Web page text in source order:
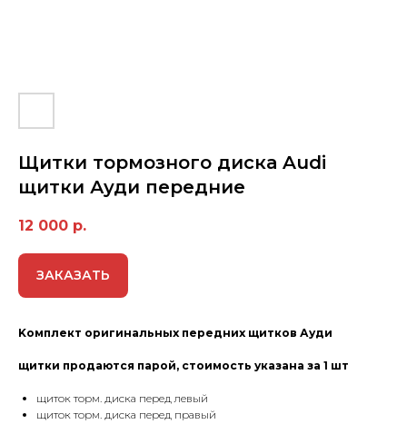
Щитки тормозного диска Audi
щитки Ауди передние
12 000 р.
ЗАКАЗАТЬ
Kомплект оригинальных передних щитков Ауди
щитки продаются парой, стоимость указана за 1 шт
щиток торм. диска перед левый
щиток торм. диска перед правый